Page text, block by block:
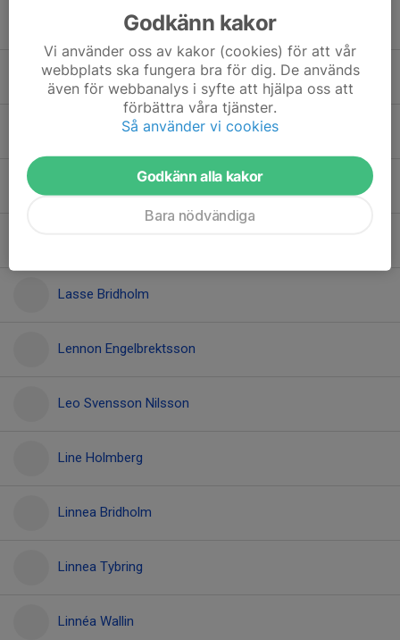
Josefin Nilsson
Juni Wedebrand
Kasper Westerlund
Klara Westerlund
Lasse Bridholm
Lennon Engelbrektsson
Leo Svensson Nilsson
Line Holmberg
Linnea Bridholm
Linnea Tybring
Linnéa Wallin
Godkänn kakor
Vi använder oss av kakor (cookies) för att vår
webbplats ska fungera bra för dig. De används
även för webbanalys i syfte att hjälpa oss att
förbättra våra tjänster.
Så använder vi cookies
Godkänn alla kakor
Bara nödvändiga